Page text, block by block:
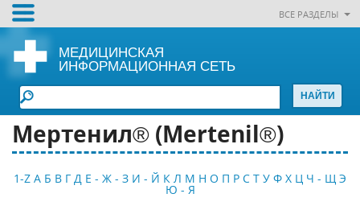
ВСЕ РАЗДЕЛЫ
МЕДИЦИНСКАЯ
ИНФОРМАЦИОННАЯ СЕТЬ
Мертенил® (Mertenil®)
1-Z А Б В Г Д Е - Ж - З И - Й К Л М Н О П Р С Т У Ф Х Ц Ч - Щ Э
Ю - Я